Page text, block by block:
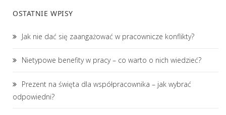
OSTATNIE WPISY
Jak nie dać się zaangażować w pracownicze konflikty?
Nietypowe benefity w pracy – co warto o nich wiedzieć?
Prezent na święta dla współpracownika – jak wybrać
odpowiedni?